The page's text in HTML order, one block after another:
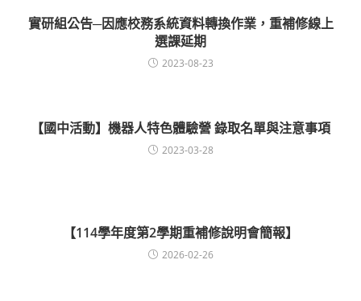
實研組公告─因應校務系統資料轉換作業，重補修線上
選課延期
2023-08-23
【國中活動】機器人特色體驗營 錄取名單與注意事項
2023-03-28
【114學年度第2學期重補修說明會簡報】
2026-02-26